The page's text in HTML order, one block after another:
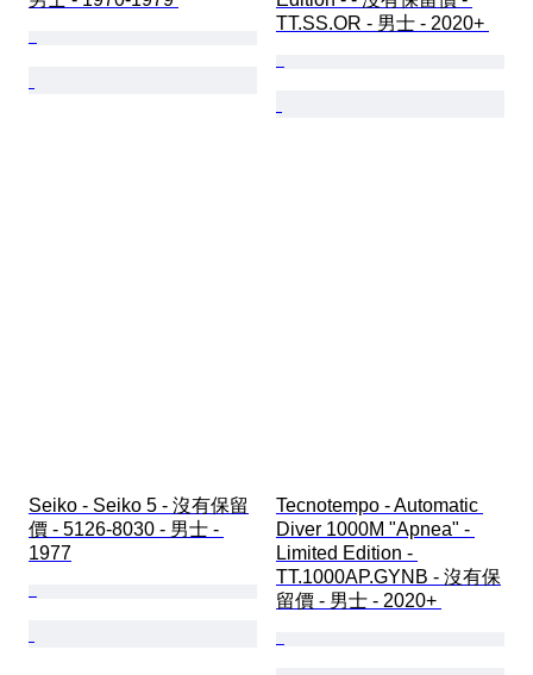
TT.SS.OR - 男士 - 2020+
Seiko - Seiko 5 - 沒有保留
價 - 5126-8030 - 男士 -
1977
Tecnotempo - Automatic
Diver 1000M "Apnea" -
Limited Edition -
TT.1000AP.GYNB - 沒有保
留價 - 男士 - 2020+